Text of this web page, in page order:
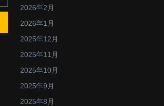
2026年2月
2026年1月
2025年12月
2025年11月
2025年10月
2025年9月
2025年8月